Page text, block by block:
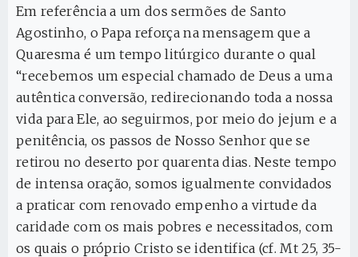
Em referência a um dos sermões de Santo
Agostinho, o Papa reforça na mensagem que a
Quaresma é um tempo litúrgico durante o qual
“recebemos um especial chamado de Deus a uma
autêntica conversão, redirecionando toda a nossa
vida para Ele, ao seguirmos, por meio do jejum e a
penitência, os passos de Nosso Senhor que se
retirou no deserto por quarenta dias. Neste tempo
de intensa oração, somos igualmente convidados
a praticar com renovado empenho a virtude da
caridade com os mais pobres e necessitados, com
os quais o próprio Cristo se identifica (cf. Mt 25, 35-